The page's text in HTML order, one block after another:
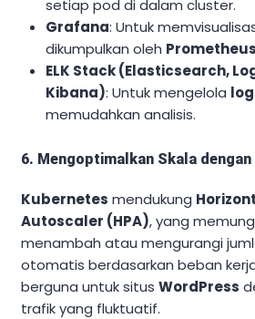
setiap pod di dalam cluster.
Grafana: Untuk
dikumpulkan oleh
ELK Stack (Elasticsearch,
Kibana): Untuk mengelola
memudahkan analisis.
6. Mengoptimalkan Skala
Kubernetes mendukung
Autoscaler (HPA), yang
menambah atau mengurangi
otomatis berdasarkan beban
berguna untuk situs WordPress
trafik yang fluktuatif.